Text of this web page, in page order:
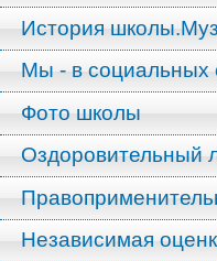
История
Мы - в социальных
Фото школы
Оздоровительный
Независимая